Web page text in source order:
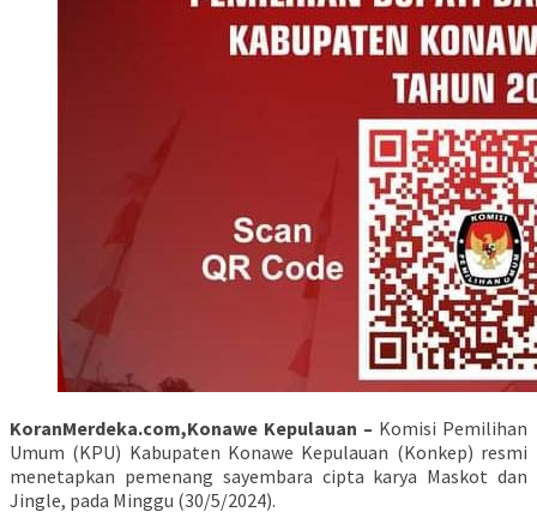
KoranMerdeka.com,Konawe Kepulauan – Komisi Pemilihan
Umum (KPU) Kabupaten Konawe Kepulauan (Konkep) resmi
menetapkan pemenang sayembara cipta karya Maskot dan
Jingle, pada Minggu (30/5/2024).